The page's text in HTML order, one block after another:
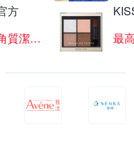
方
雙酸角質潔膚露
最